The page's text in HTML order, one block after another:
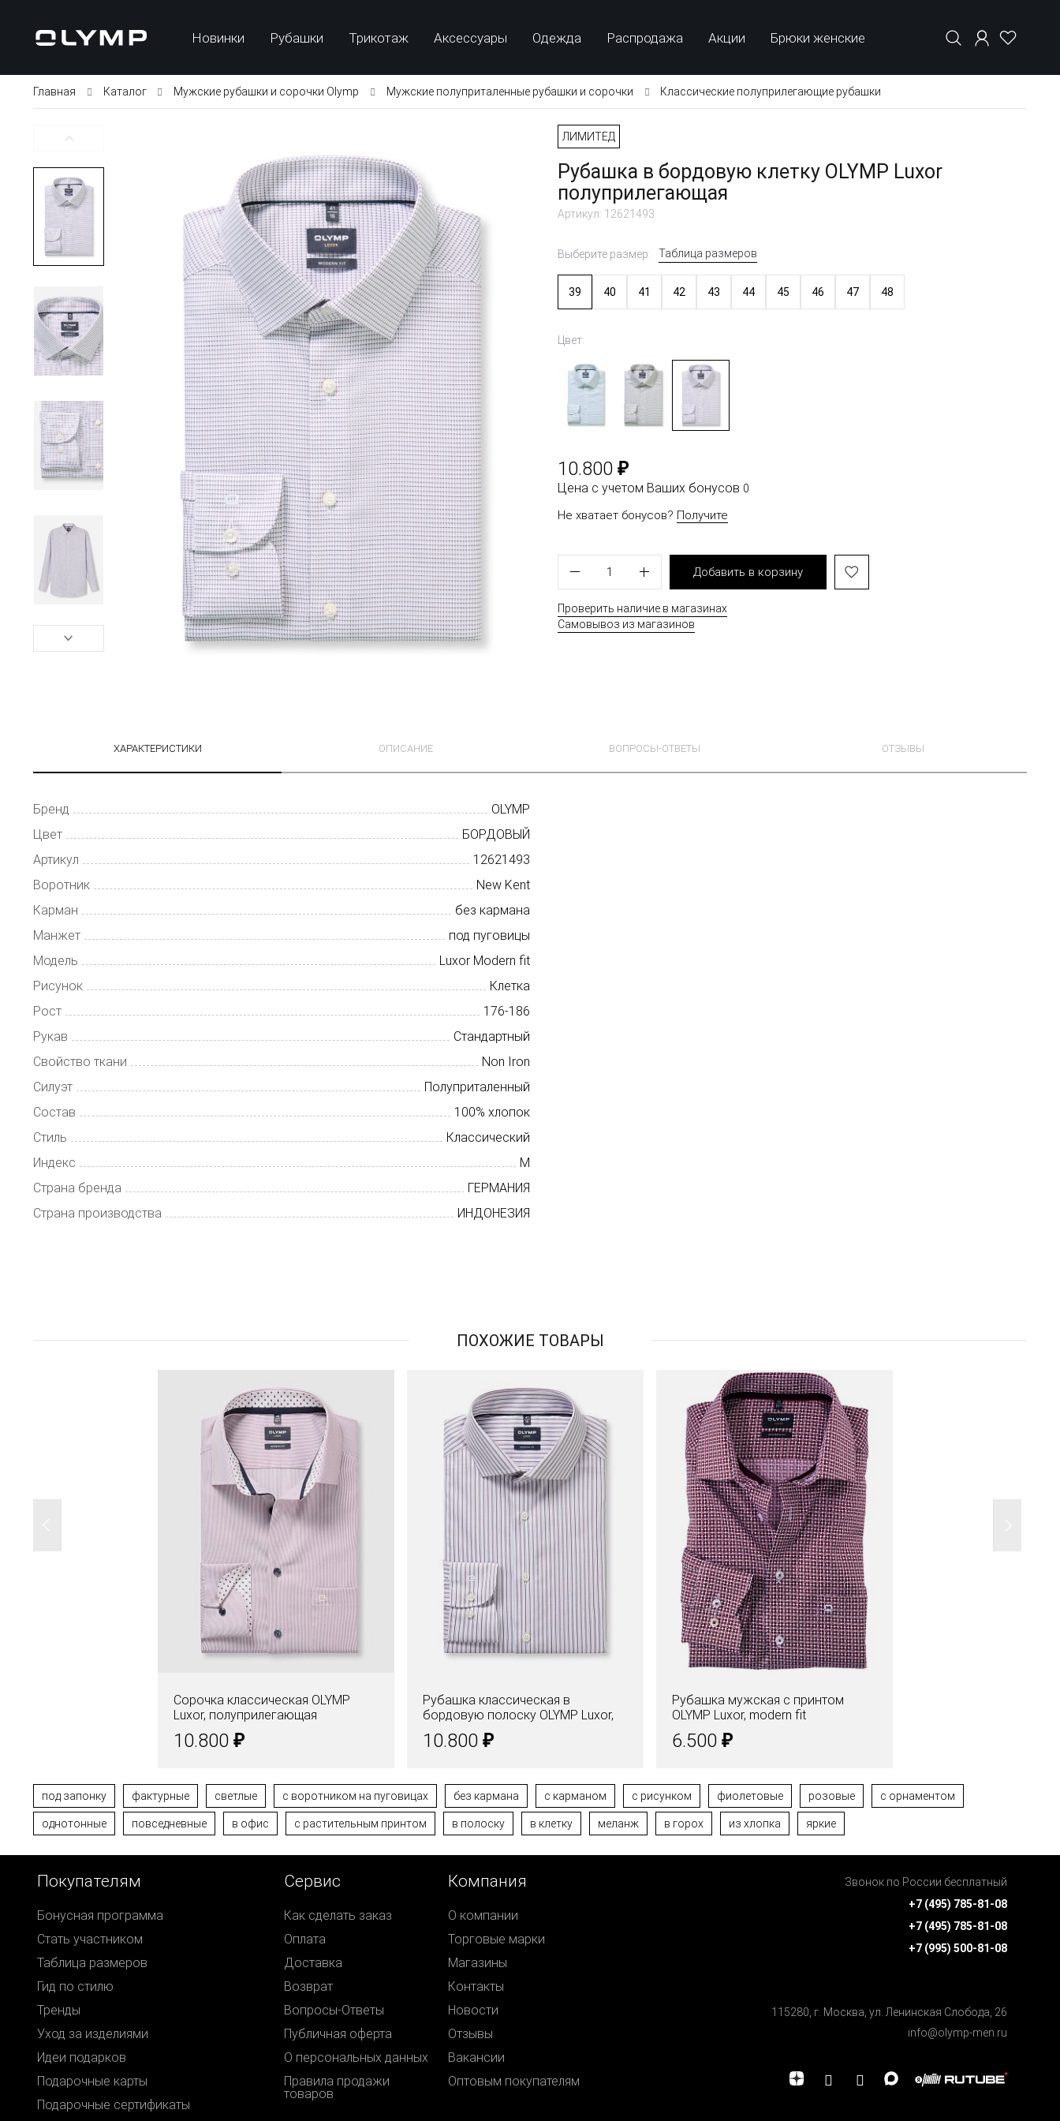
Новинки Рубашки Трикотаж Аксессуары Одежда Распродажа Акции Брюки женские
Главная Каталог Мужские рубашки и сорочки Olymp Мужские полуприталенные рубашки и сорочки Классические полуприлегающие рубашки
ЛИМИТЕД
Рубашка в бордовую клетку OLYMP Luxor
полуприлегающая
Артикул: 12621493
Выберите размер: Таблица размеров
39 40 41 42 43 44 45 46 47 48
Цвет:
10.800 ₽
Цена с учетом Ваших бонусов 0
Не хватает бонусов? Получите
1 Добавить в корзину
Проверить наличие в магазинах
Самовывоз из магазинов
ХАРАКТЕРИСТИКИ ОПИСАНИЕ ВОПРОСЫ-ОТВЕТЫ ОТЗЫВЫ
Бренд
OLYMP
Цвет
БОРДОВЫЙ
Артикул
12621493
Воротник
New Kent
Карман
без кармана
Манжет
под пуговицы
Модель
Luxor Modern fit
Рисунок
Клетка
Рост
176-186
Рукав
Стандартный
Свойство ткани
Non Iron
Силуэт
Полуприталенный
Состав
100% хлопок
Стиль
Классический
Индекс
M
Страна бренда
ГЕРМАНИЯ
Страна производства
ИНДОНЕЗИЯ
ПОХОЖИЕ ТОВАРЫ
Сорочка классическая OLYMP
Luxor, полуприлегающая
10.800 ₽
Рубашка классическая в
бордовую полоску OLYMP Luxor,
полуприлегающая
10.800 ₽
Рубашка мужская с принтом
OLYMP Luxor, modern fit
6.500 ₽
под запонку фактурные светлые c воротником на пуговицах без кармана с карманом с рисунком фиолетовые розовые с орнаментом
однотонные повседневные в офис с растительным принтом в полоску в клетку меланж в горох из хлопка яркие
Покупателям
Бонусная программа
Стать участником
Таблица размеров
Гид по стилю
Тренды
Уход за изделиями
Идеи подарков
Подарочные карты
Подарочные сертификаты
Сервис
Как сделать заказ
Оплата
Доставка
Возврат
Вопросы-Ответы
Публичная оферта
О персональных данных
Правила продажи
товаров
Компания
О компании
Торговые марки
Магазины
Контакты
Новости
Отзывы
Вакансии
Оптовым покупателям
Звонок по России бесплатный
+7 (495) 785-81-08
+7 (495) 785-81-08
+7 (995) 500-81-08
115280, г. Москва, ул. Ленинская Cлобода, 26
info@olymp-men.ru